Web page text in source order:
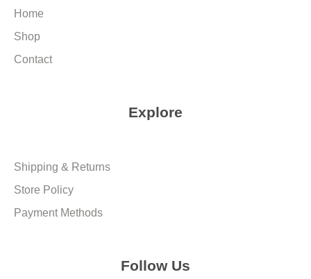
Home
Shop
Contact
Explore
Shipping & Returns
Store Policy
Payment Methods
Follow Us